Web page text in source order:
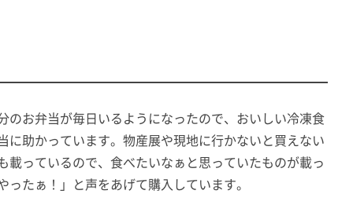
のお弁当が毎日いるようになったので、おいしい冷凍食
に助かっています。物産展や現地に行かないと買えない
載っているので、食べたいなぁと思っていたものが載っ
ったぁ！」と声をあげて購入しています。